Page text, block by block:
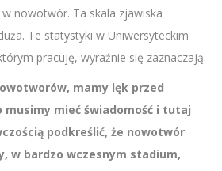
w nowotwór. Ta skala zjawiska
Te statystyki w Uniwersyteckim
pracuję, wyraźnie się zaznaczają.
mamy lęk przed
musimy mieć świadomość i tutaj
podkreślić, że nowotwór
w bardzo wczesnym stadium,